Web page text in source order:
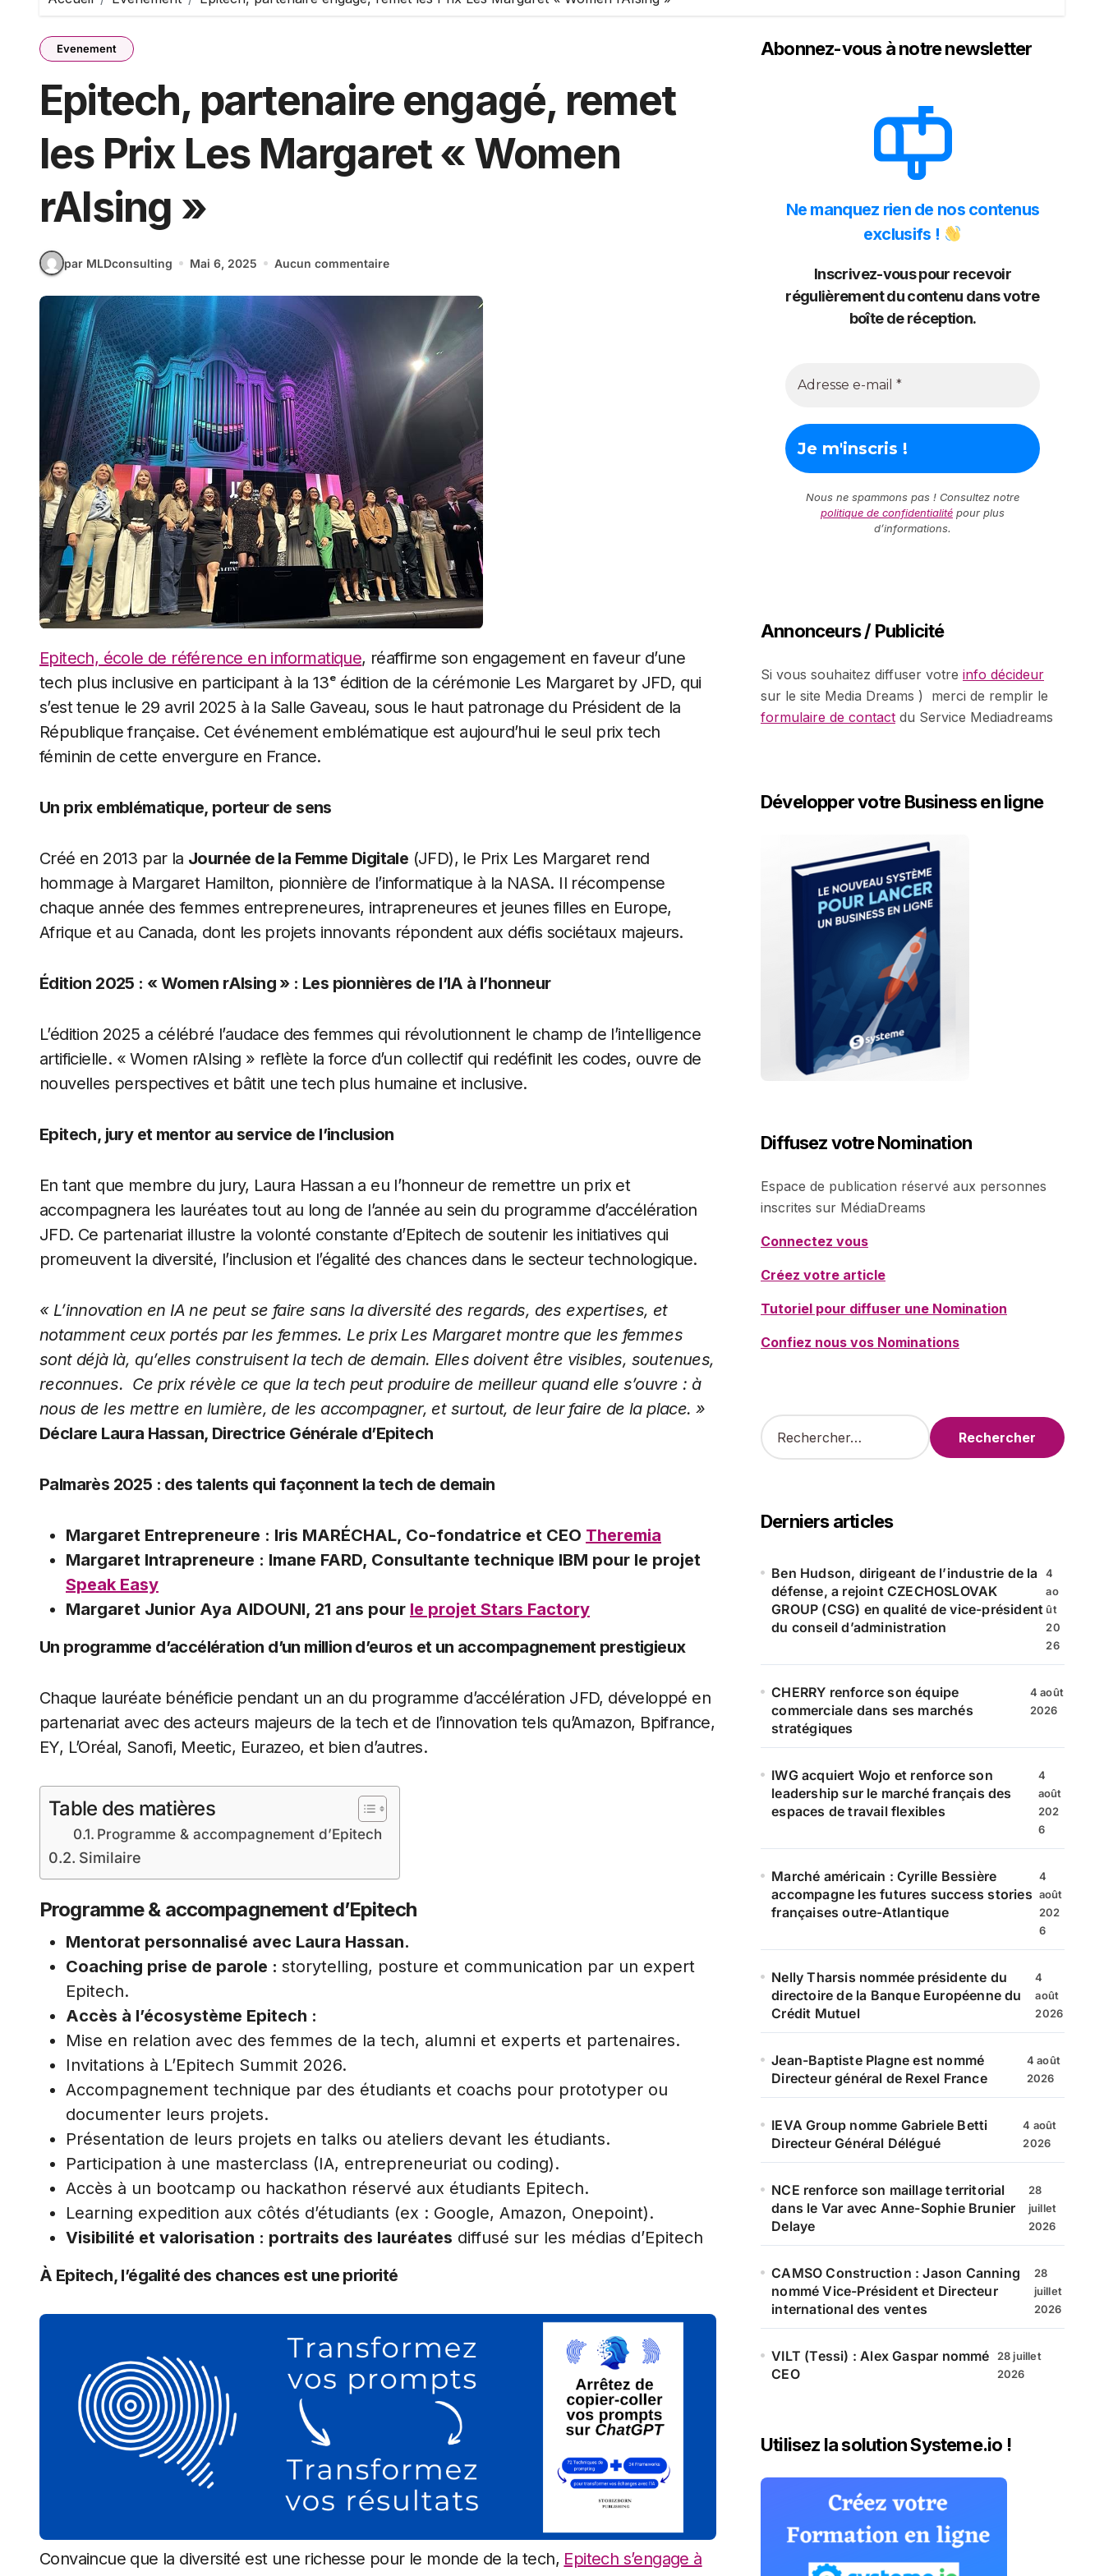
Evenement
Epitech, partenaire engagé, remet
les Prix Les Margaret « Women
rAIsing »
par MLDconsulting Mai 6, 2025 Aucun commentaire
Epitech, école de référence en informatique, réaffirme son engagement en faveur d’une
tech plus inclusive en participant à la 13ᵉ édition de la cérémonie Les Margaret by JFD, qui
s’est tenue le 29 avril 2025 à la Salle Gaveau, sous le haut patronage du Président de la
République française. Cet événement emblématique est aujourd’hui le seul prix tech
féminin de cette envergure en France.
Un prix emblématique, porteur de sens
Créé en 2013 par la Journée de la Femme Digitale (JFD), le Prix Les Margaret rend
hommage à Margaret Hamilton, pionnière de l’informatique à la NASA. Il récompense
chaque année des femmes entrepreneures, intrapreneures et jeunes filles en Europe,
Afrique et au Canada, dont les projets innovants répondent aux défis sociétaux majeurs.
Édition 2025 : « Women rAIsing » : Les pionnières de l’IA à l’honneur
L’édition 2025 a célébré l’audace des femmes qui révolutionnent le champ de l’intelligence
artificielle. « Women rAIsing » reflète la force d’un collectif qui redéfinit les codes, ouvre de
nouvelles perspectives et bâtit une tech plus humaine et inclusive.
Epitech, jury et mentor au service de l’inclusion
En tant que membre du jury, Laura Hassan a eu l’honneur de remettre un prix et
accompagnera les lauréates tout au long de l’année au sein du programme d’accélération
JFD. Ce partenariat illustre la volonté constante d’Epitech de soutenir les initiatives qui
promeuvent la diversité, l’inclusion et l’égalité des chances dans le secteur technologique.
« L’innovation en IA ne peut se faire sans la diversité des regards, des expertises, et
notamment ceux portés par les femmes. Le prixLes Margaret montre que les femmes
sont déjà là, qu’elles construisent la tech de demain. Elles doivent être visibles, soutenues,
reconnues. Ce prix révèle ce que la tech peut produire de meilleur quand elle s’ouvre : à
nous de les mettre en lumière, de les accompagner, et surtout, de leur faire de la place. »
Déclare Laura Hassan, Directrice Générale d’Epitech
Palmarès 2025 : des talents qui façonnent la tech de demain
Margaret Entrepreneure : Iris MARÉCHAL, Co-fondatrice et CEO Theremia
Margaret Intrapreneure : Imane FARD, Consultante technique IBM pour le projet
Speak Easy
Margaret Junior Aya AIDOUNI, 21 ans pour le projet Stars Factory
Un programme d’accélération d’un million d’euros et un accompagnement prestigieux
Chaque lauréate bénéficie pendant un an du programme d’accélération JFD, développé en
partenariat avec des acteurs majeurs de la tech et de l’innovation tels qu’Amazon, Bpifrance,
EY, L’Oréal, Sanofi, Meetic, Eurazeo, et bien d’autres.
Table des matières
Programme & accompagnement d’Epitech
Similaire
Programme & accompagnement d’Epitech
Mentorat personnalisé avec Laura Hassan.
Coaching prise de parole : storytelling, posture et communication par un expert
Epitech.
Accès à l’écosystème Epitech :
Mise en relation avec des femmes de la tech, alumni et experts et partenaires.
Invitations à L’Epitech Summit 2026.
Accompagnement technique par des étudiants et coachs pour prototyper ou
documenter leurs projets.
Présentation de leurs projets en talks ou ateliers devant les étudiants.
Participation à une masterclass (IA, entrepreneuriat ou coding).
Accès à un bootcamp ou hackathon réservé aux étudiants Epitech.
Learning expedition aux côtés d’étudiants (ex : Google, Amazon, Onepoint).
Visibilité et valorisation : portraits des lauréates diffusé sur les médias d’Epitech
À Epitech, l’égalité des chances est une priorité
Convaincue que la diversité est une richesse pour le monde de la tech, Epitech s’engage à
Abonnez-vous à notre newsletter
Ne manquez rien de nos contenus
exclusifs !
Inscrivez-vous pour recevoir
régulièrement du contenu dans votre
boîte de réception.
Nous ne spammons pas ! Consultez notre
politique de confidentialité pour plus
d’informations.
Annonceurs / Publicité
Si vous souhaitez diffuser votre info décideur
sur le site Media Dreams ) merci de remplir le
formulaire de contact du Service Mediadreams
Développer votre Business en ligne
Diffusez votre Nomination
Espace de publication réservé aux personnes
inscrites sur MédiaDreams
Connectez vous
Créez votre article
Tutoriel pour diffuser une Nomination
Confiez nous vos Nominations
R
e
r
c
e
Derniers articles
Ben Hudson, dirigeant de l’industrie de la
défense, a rejoint CZECHOSLOVAK
GROUP (CSG) en qualité de vice-président
du conseil d’administration
4
ao
ût
20
26
CHERRY renforce son équipe
commerciale dans ses marchés
stratégiques
4 août
2026
IWG acquiert Wojo et renforce son
leadership sur le marché français des
espaces de travail flexibles
4
août
202
6
Marché américain : Cyrille Bessière
accompagne les futures success stories
françaises outre-Atlantique
4
août
202
6
Nelly Tharsis nommée présidente du
directoire de la Banque Européenne du
Crédit Mutuel
4
août
2026
Jean-Baptiste Plagne est nommé
Directeur général de Rexel France
4 août
2026
IEVA Group nomme Gabriele Betti
Directeur Général Délégué
4 août
2026
NCE renforce son maillage territorial
dans le Var avec Anne-Sophie Brunier
Delaye
28
juillet
2026
CAMSO Construction : Jason Canning
nommé Vice-Président et Directeur
international des ventes
28
juillet
2026
VILT (Tessi) : Alex Gaspar nommé
CEO
28 juillet
2026
Utilisez la solution Systeme.io !